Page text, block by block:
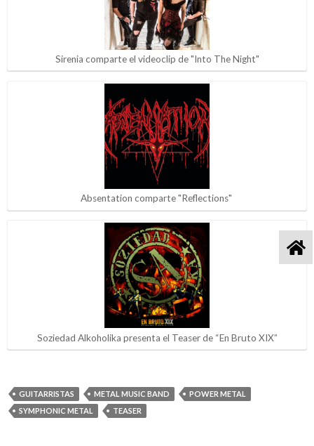
Sirenia comparte el videoclip de "Into The Night"
Absentation comparte "Reflections"
Soziedad Alkoholika presenta el Teaser de “En Bruto XIX”
GUITARRISTAS METAL MUSIC BAND
POWER METAL
SYMPHONIC METAL
TEASER